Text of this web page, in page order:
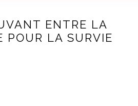
ENTRE LA
POUR LA SURVIE